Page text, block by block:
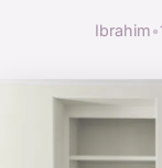
Ibrahim•